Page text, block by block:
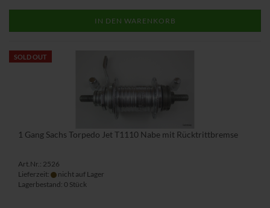
IN DEN WARENKORB
SOLD OUT
1 Gang Sachs Torpedo Jet T1110 Nabe mit Rücktrittbremse
Art.Nr.: 2526
Lieferzeit:
nicht auf Lager
Lagerbestand: 0 Stück